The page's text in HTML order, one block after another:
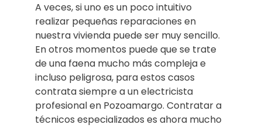
A veces, si uno es un poco intuitivo
realizar pequeñas reparaciones en
nuestra vivienda puede ser muy sencillo.
En otros momentos puede que se trate
de una faena mucho más compleja e
incluso peligrosa, para estos casos
contrata siempre a un electricista
profesional en Pozoamargo. Contratar a
técnicos especializados es ahora mucho